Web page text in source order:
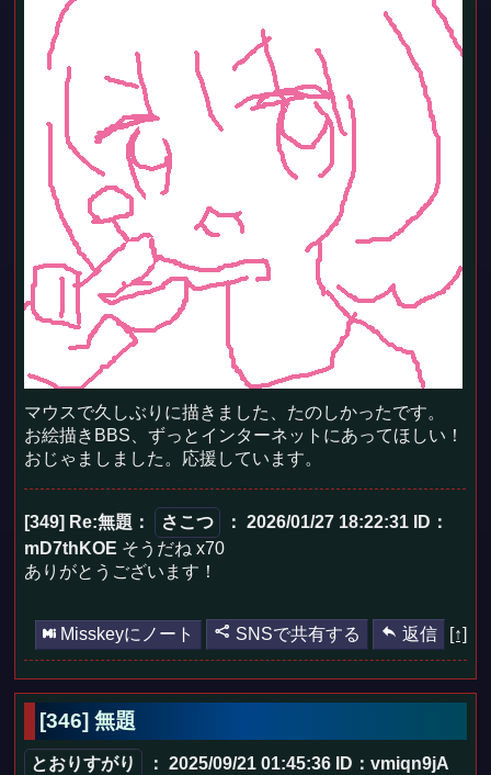
マウスで久しぶりに描きました、たのしかったです。
お絵描きBBS、ずっとインターネットにあってほしい！
おじゃましました。応援しています。
[349] Re:無題 ： さこつ ： 2026/01/27 18:22:31
ID：
mD7thKOE そうだね x70
ありがとうございます！
Misskeyにノート SNSで共有する 返信 [↑]
[346] 無題
とおりすがり ： 2025/09/21 01:45:36
ID：vmiqn9jA